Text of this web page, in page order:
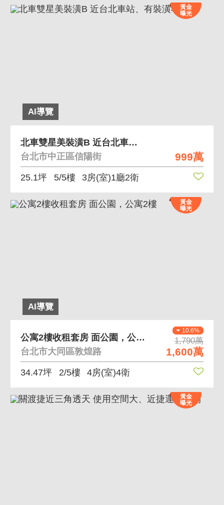
AI導覽
黃金
曝光
999萬
北車雙星美裝潢B 近台北車站、有裝潢小屋
台北市中正區信陽街
25.1坪 5/5樓 3房(室)1廳2衛
AI導覽
黃金
曝光
10.6%
1,790萬
1,600萬
公寓2樓收租套房 面公園，公寓2樓
台北市大同區敦煌路
34.47坪 2/5樓 4房(室)4衛
黃金
曝光